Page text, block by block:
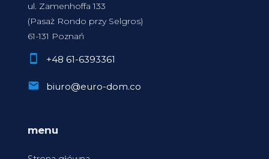
ul. Zamenhoffa 133
(Pasaż Rondo przy Selgros)
61-131 Poznań
+48 61-6393361
biuro@euro-dom.co
menu